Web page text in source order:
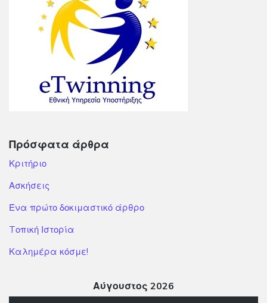
Πρόσφατα άρθρα
Κριτήριο
Ασκήσεις
Ένα πρώτο δοκιμαστικό άρθρο
Tοπική Ιστορία
Καλημέρα κόσμε!
Αύγουστος 2026